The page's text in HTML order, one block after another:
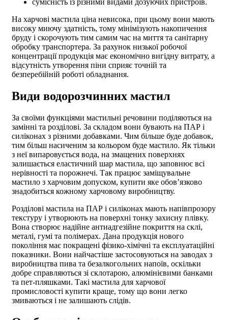
сумісність із різними видами дозуючих пристроїв.
На харчові мастила ціна невисока, при цьому вони мають
високу миючу здатність, тому мінімізують накопичення
бруду і скорочують тим самим час на миття та санітарну
обробку транспортера. За рахунок низької робочої
концентрації продукція має економічно вигідну витрату, а
відсутність утворення піни сприяє точній та
безперебійній роботі обладнання.
Види водорозчинних мастил
За своїми функціями мастильні речовини поділяються на
замінні та розділові. За складом вони бувають на ПАР і
силіконах з різними добавками. Чим більше буде добавок,
тим більш насиченим за кольором буде мастило. Як тільки
з неї випаровується вода, на змащених поверхнях
залишається еластичний шар мастила, що заповнює всі
нерівності та порожнечі. Так працює заміщувальне
мастило з харчовим допуском, купити яке обов’язково
знадобиться кожному харчовому виробництву.
Розділові мастила на ПАР і силіконах мають напівпрозору
текстуру і утворюють на поверхні тонку захисну плівку.
Вона створює надійне антиадгезійне покриття на склі,
металі, гумі та полімерах. Дана продукція нового
покоління має покращені фізико-хімічні та експлуатаційні
показники. Вони найчастіше застосовуються на заводах з
виробництва пива та безалкогольних напоїв, оскільки
добре справляються зі склотарою, алюмінієвими банками
та пет-пляшками. Такі мастила для харчової
промисловості купити краще, тому що вони легко
змиваються і не залишають слідів.